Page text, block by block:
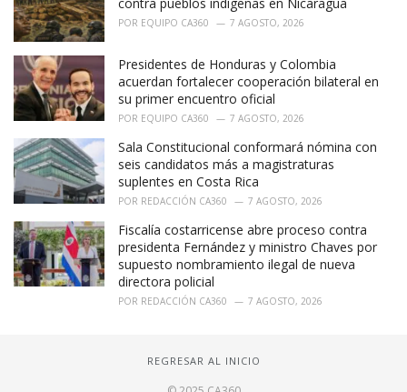
POR EQUIPO CA360 7 AGOSTO, 2026
Presidentes de Honduras y Colombia
acuerdan fortalecer cooperación bilateral en
su primer encuentro oficial
POR EQUIPO CA360 7 AGOSTO, 2026
Sala Constitucional conformará nómina con
seis candidatos más a magistraturas
suplentes en Costa Rica
POR REDACCIÓN CA360 7 AGOSTO, 2026
Fiscalía costarricense abre proceso contra
presidenta Fernández y ministro Chaves por
supuesto nombramiento ilegal de nueva
directora policial
POR REDACCIÓN CA360 7 AGOSTO, 2026
REGRESAR AL INICIO